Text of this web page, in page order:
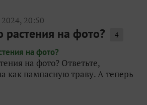
20:50
растения на фото? 4
на фото? Ответьте,
как пампасную траву. А теперь